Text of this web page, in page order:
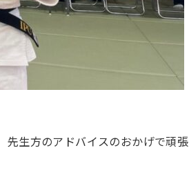
先生方のアドバイスのおかげで頑張